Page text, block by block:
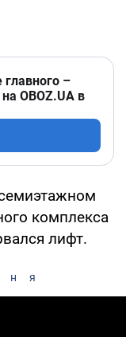
–
OBOZ.UA в
комплекса
лифт.